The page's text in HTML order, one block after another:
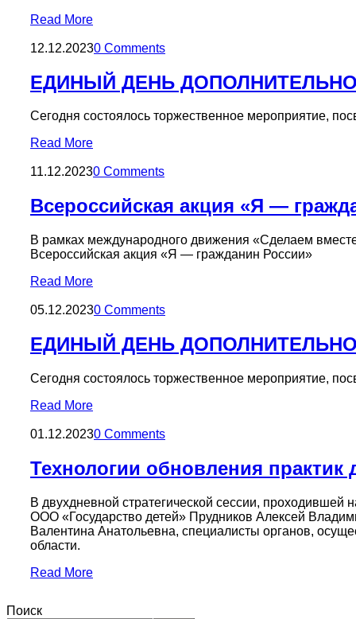
Read More
12.12.20230 Comments
ЕДИНЫЙ ДЕНЬ
Сегодня состоялось торжественное мероприятие,
Read More
11.12.20230 Comments
Всероссийская акция «Я —
В рамках международного движения «Сделаем
Всероссийская акция «Я — гражданин России»
Read More
05.12.20230 Comments
ЕДИНЫЙ ДЕНЬ
Сегодня состоялось торжественное мероприятие,
Read More
01.12.20230 Comments
Технологии обновления
В двухдневной стратегической сессии, проходившей
ООО «Государство детей» Прудников Алексей
Валентина Анатольевна, специалисты органов,
области.
Read More
Поиск